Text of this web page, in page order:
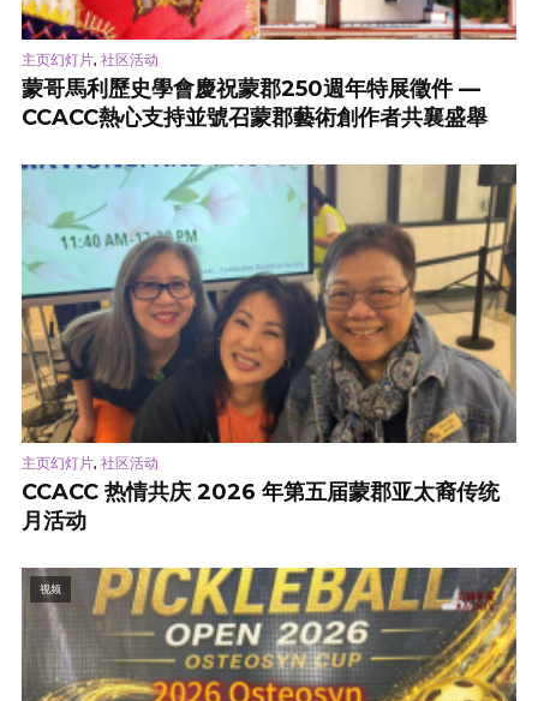
主页幻灯片, 社区活动
蒙哥馬利歷史學會慶祝蒙郡250週年特展徵件 —
CCACC熱心支持並號召蒙郡藝術創作者共襄盛舉
主页幻灯片, 社区活动
CCACC 热情共庆 2026 年第五届蒙郡亚太裔传统
月活动
视频